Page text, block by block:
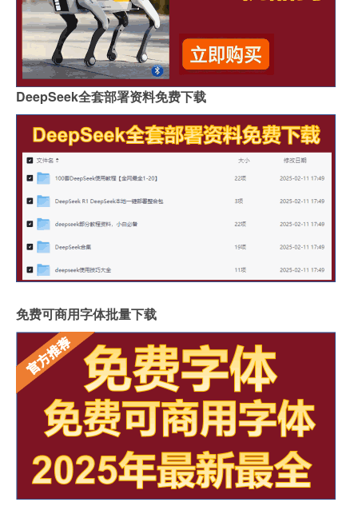
DeepSeek全套部署资料免费下载
免费可商用字体批量下载